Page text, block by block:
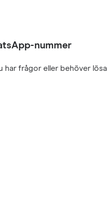
nummer
har frågor eller behöver